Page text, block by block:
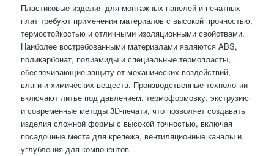
Пластиковые изделия для монтажных панелей и печатных
плат требуют применения материалов с высокой прочностью,
термостойкостью и отличными изоляционными свойствами.
Наиболее востребованными материалами являются ABS,
поликарбонат, полиамиды и специальные термопласты,
обеспечивающие защиту от механических воздействий,
влаги и химических веществ. Производственные технологии
включают литье под давлением, термоформовку, экструзию
и современные методы 3D-печати, что позволяет создавать
изделия сложной формы с высокой точностью, включая
посадочные места для крепежа, вентиляционные каналы и
углубления для компонентов.